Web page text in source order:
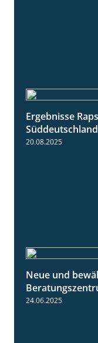
Ergebnisse
Süddeutschland
20.08.2025
Neue und
24.06.2025